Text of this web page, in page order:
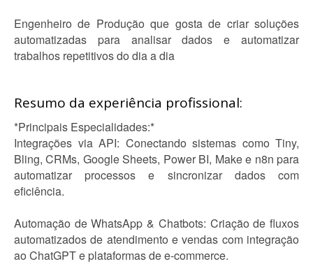
Engenheiro de Produção que gosta de criar soluções
automatizadas para analisar dados e automatizar
trabalhos repetitivos do dia a dia
Resumo da experiência profissional:
*Principais Especialidades:*
Integrações via API: Conectando sistemas como Tiny,
Bling, CRMs, Google Sheets, Power BI, Make e n8n para
automatizar processos e sincronizar dados com
eficiência.
Automação de WhatsApp & Chatbots: Criação de fluxos
automatizados de atendimento e vendas com integração
ao ChatGPT e plataformas de e-commerce.